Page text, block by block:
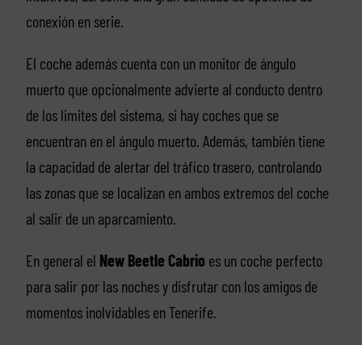
conexión en serie.
El coche además cuenta con un monitor de ángulo
muerto que opcionalmente advierte al conducto dentro
de los limites del sistema, si hay coches que se
encuentran en el ángulo muerto. Además, también tiene
la capacidad de alertar del tráfico trasero, controlando
las zonas que se localizan en ambos extremos del coche
al salir de un aparcamiento.
En general el New Beetle Cabrio es un coche perfecto
para salir por las noches y disfrutar con los amigos de
momentos inolvidables en Tenerife.